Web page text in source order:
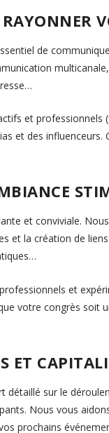
de
et
et des influenceurs.
et conviviale.
et la création de
et
votre congrès soit
ET
sur le
Nous vous
prochains